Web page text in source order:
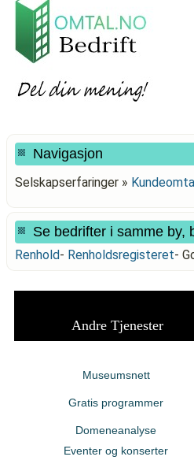
Navigasjon
Selskapserfaringer »
Se bedrifter i samme by,
Renhold- Renholdsregisteret-
Andre Tjenester
Museumsnett
Gratis programmer
Domeneanalyse
Eventer og konserter